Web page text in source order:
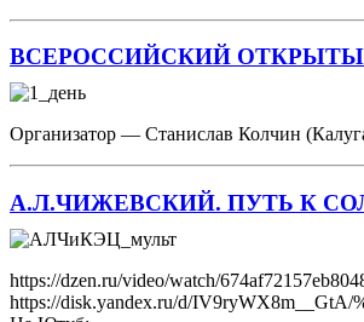
ВСЕРОССИЙСКИЙ
Организатор — Станислав Колчин
А.Л.ЧИЖЕВСКИЙ. ПУТЬ К
https://dzen.ru/video/watch/
https://disk.yandex.ru/d/